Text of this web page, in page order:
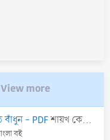
View more
বাঁধুন - PDFশায়খ কেফায়াতুল্লাহ সানাবিলী (হাফি.)
বই